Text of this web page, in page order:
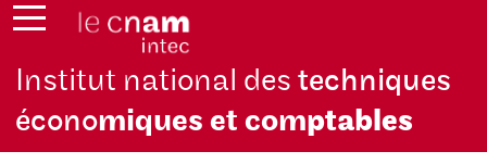
Institut national destechniques
économiques et comptables